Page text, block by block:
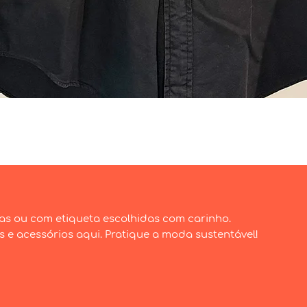
ou com etiqueta escolhidas com carinho.
e acessórios aqui. Pratique a moda sustentável!